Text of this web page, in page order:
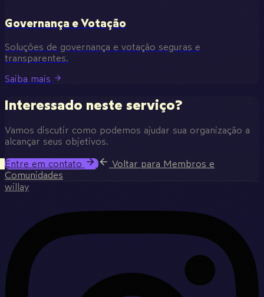
Governança e Votação
Soluções de governança e votação seguras e
transparentes.
Saiba mais
Interessado neste serviço?
Vamos discutir como podemos ajudar sua organização a
alcançar seus objetivos.
Entre em contato
Voltar para Membros e
Comunidades
willay